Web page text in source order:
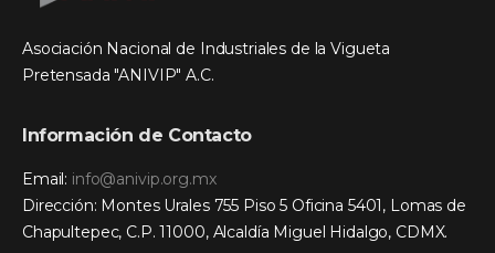
Asociación Nacional de Industriales de la Vigueta
Pretensada "ANIVIP" A.C.
Información de Contacto
Email: info@anivip.org.mx
Dirección: Montes Urales 755 Piso 5 Oficina 5401, Lomas de
Chapultepec, C.P. 11000, Alcaldía Miguel Hidalgo, CDMX.